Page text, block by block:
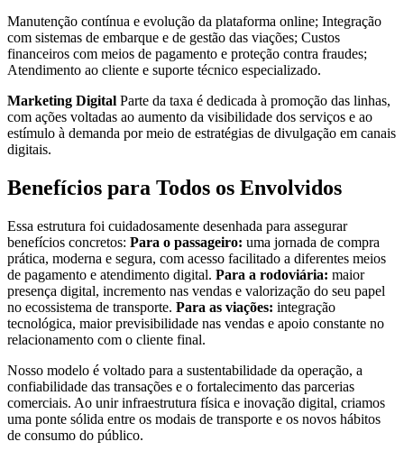
Manutenção contínua e evolução da plataforma online; Integração
com sistemas de embarque e de gestão das viações; Custos
financeiros com meios de pagamento e proteção contra fraudes;
Atendimento ao cliente e suporte técnico especializado.
Marketing Digital Parte da taxa é dedicada à promoção das linhas,
com ações voltadas ao aumento da visibilidade dos serviços e ao
estímulo à demanda por meio de estratégias de divulgação em canais
digitais.
Benefícios para Todos os Envolvidos
Essa estrutura foi cuidadosamente desenhada para assegurar
benefícios concretos: Para o passageiro: uma jornada de compra
prática, moderna e segura, com acesso facilitado a diferentes meios
de pagamento e atendimento digital. Para a rodoviária: maior
presença digital, incremento nas vendas e valorização do seu papel
no ecossistema de transporte. Para as viações: integração
tecnológica, maior previsibilidade nas vendas e apoio constante no
relacionamento com o cliente final.
Nosso modelo é voltado para a sustentabilidade da operação, a
confiabilidade das transações e o fortalecimento das parcerias
comerciais. Ao unir infraestrutura física e inovação digital, criamos
uma ponte sólida entre os modais de transporte e os novos hábitos
de consumo do público.